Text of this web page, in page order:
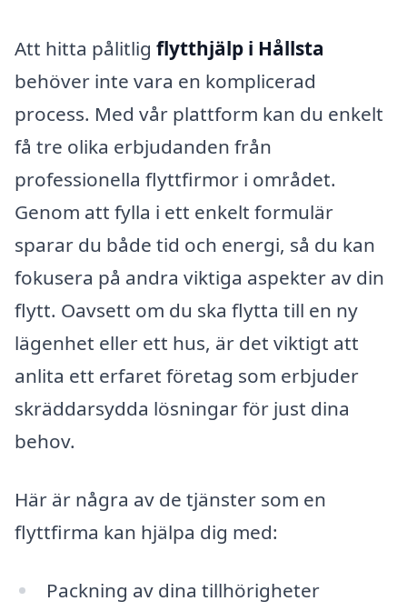
Att hitta pålitlig flytthjälp i Hållsta
behöver inte vara en komplicerad
process. Med vår plattform kan du enkelt
få tre olika erbjudanden från
professionella flyttfirmor i området.
Genom att fylla i ett enkelt formulär
sparar du både tid och energi, så du kan
fokusera på andra viktiga aspekter av din
flytt. Oavsett om du ska flytta till en ny
lägenhet eller ett hus, är det viktigt att
anlita ett erfaret företag som erbjuder
skräddarsydda lösningar för just dina
behov.
Här är några av de tjänster som en
flyttfirma kan hjälpa dig med:
Packning av dina tillhörigheter